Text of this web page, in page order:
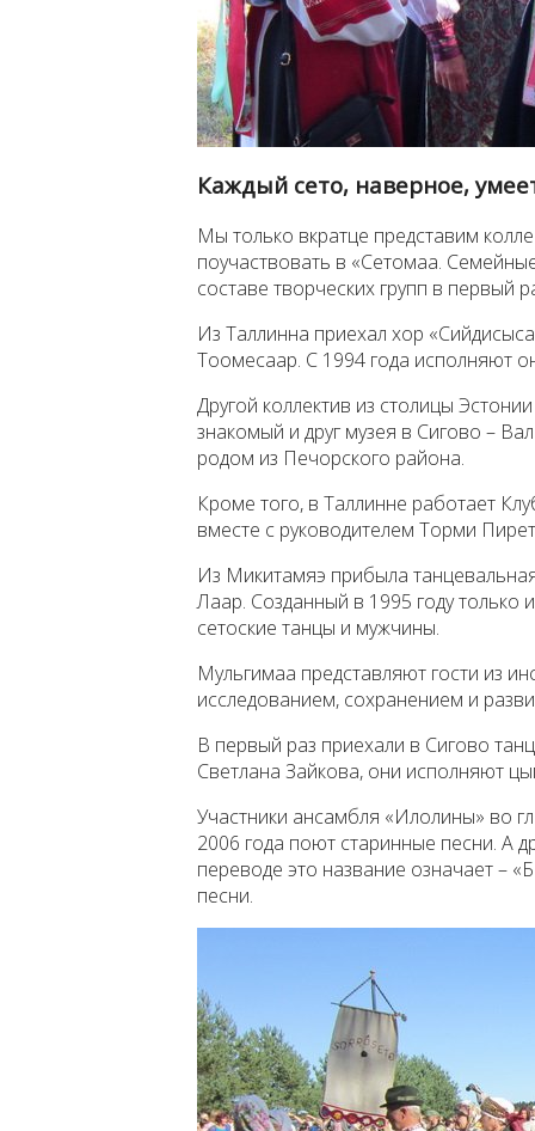
Каждый сето, наверное,
Мы только вкратце представим
поучаствовать в «Сетомаа.
составе творческих групп в первый
Из Таллинна приехал хор
Тоомесаар. С 1994 года исполняют
Другой коллектив из столицы
знакомый и друг музея в Сигово –
родом из Печорского района.
Кроме того, в Таллинне работает
вместе с руководителем Торми
Из Микитамяэ прибыла
Лаар. Созданный в 1995 году
сетоские танцы и мужчины.
Мульгимаа представляют гости из
исследованием, сохранением и
В первый раз приехали в Сигово
Светлана Зайкова, они исполняют
Участники ансамбля «Илолины» во
2006 года поют старинные песни. А
переводе это название означает –
песни.